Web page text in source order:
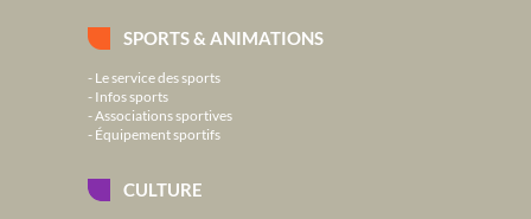
SPORTS & ANIMATIONS
Le service des sports
Infos sports
Associations sportives
Équipement sportifs
CULTURE